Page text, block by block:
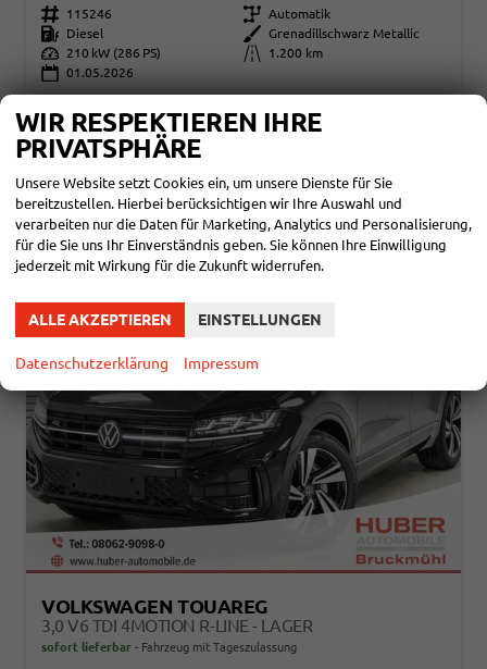
Fahrzeugnr. 115246 Getriebe Automatik
Kraftstoff
Diesel Außenfarbe
Grenadillschwarz Metallic
Leistung
210 kW (286 PS) Kilometerstand
1.200 km
01.05.2026
76.390,– €
incl. 19% MwSt.
DETAILS
Verbrauch kombiniert:8,50 l/100km
CO 2-Emissionen:225,00 g/km
VOLKSWAGEN TOUAREG
3,0 V6 TDI 4MOTION R-LINE - LAGER
sofort lieferbar Fahrzeug mit Tageszulassung
WIR RESPEKTIEREN IHRE
PRIVATSPHÄRE
Unsere Website setzt Cookies ein, um unsere Dienste für Sie
bereitzustellen. Hierbei berücksichtigen wir Ihre Auswahl und
verarbeiten nur die Daten für Marketing, Analytics und Personalisierung,
für die Sie uns Ihr Einverständnis geben. Sie können Ihre Einwilligung
jederzeit mit Wirkung für die Zukunft widerrufen.
ALLE AKZEPTIEREN EINSTELLUNGEN
Datenschutzerklärung Impressum